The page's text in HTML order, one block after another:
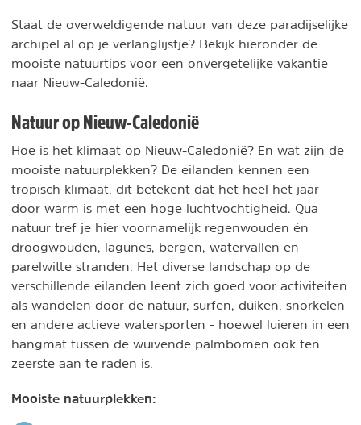
Staat de overweldigende natuur van deze paradijselijke
archipel al op je verlanglijstje? Bekijk hieronder de
mooiste natuurtips voor een onvergetelijke vakantie
naar Nieuw-Caledonië.
Natuur op Nieuw-Caledonië
Hoe is het klimaat op Nieuw-Caledonië? En wat zijn de
mooiste natuurplekken? De eilanden kennen een
tropisch klimaat, dit betekent dat het heel het jaar
door warm is met een hoge luchtvochtigheid. Qua
natuur tref je hier voornamelijk regenwouden én
droogwouden, lagunes, bergen, watervallen en
parelwitte stranden. Het diverse landschap op de
verschillende eilanden leent zich goed voor activiteiten
als wandelen door de natuur, surfen, duiken, snorkelen
en andere actieve watersporten - hoewel luieren in een
hangmat tussen de wuivende palmbomen ook ten
zeerste aan te raden is.
Mooiste natuurplekken: